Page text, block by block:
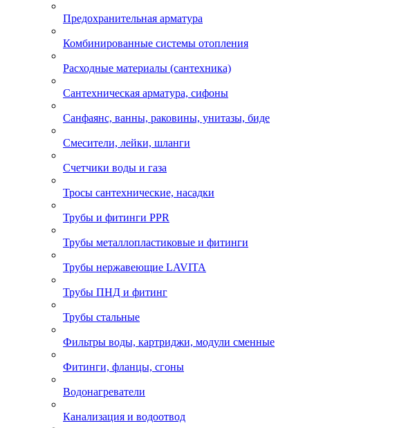
Предохранительная арматура
Комбинированные системы отопления
Расходные материалы (сантехника)
Сантехническая арматура, сифоны
Санфаянс, ванны, раковины, унитазы, биде
Смесители, лейки, шланги
Счетчики воды и газа
Тросы сантехнические, насадки
Трубы и фитинги PPR
Трубы металлопластиковые и фитинги
Трубы нержавеющие LAVITA
Трубы ПНД и фитинг
Трубы стальные
Фильтры воды, картриджи, модули сменные
Фитинги, фланцы, сгоны
Водонагреватели
Канализация и водоотвод